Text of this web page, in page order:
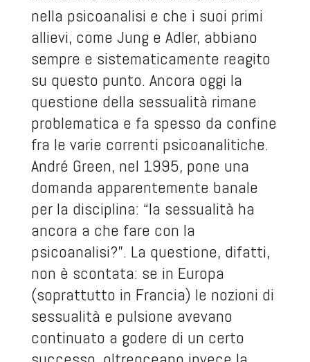
nella psicoanalisi e che i suoi primi
allievi, come Jung e Adler, abbiano
sempre e sistematicamente reagito
su questo punto. Ancora oggi la
questione della sessualità rimane
problematica e fa spesso da confine
fra le varie correnti psicoanalitiche.
André Green, nel 1995, pone una
domanda apparentemente banale
per la disciplina: “la sessualità ha
ancora a che fare con la
psicoanalisi?”. La questione, difatti,
non è scontata: se in Europa
(soprattutto in Francia) le nozioni di
sessualità e pulsione avevano
continuato a godere di un certo